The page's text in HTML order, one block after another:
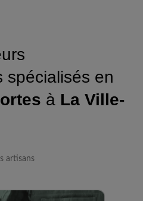
spécialisés en
à La Ville-
artisans